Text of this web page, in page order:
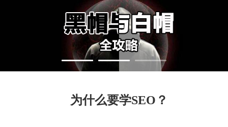
为什么要学SEO？